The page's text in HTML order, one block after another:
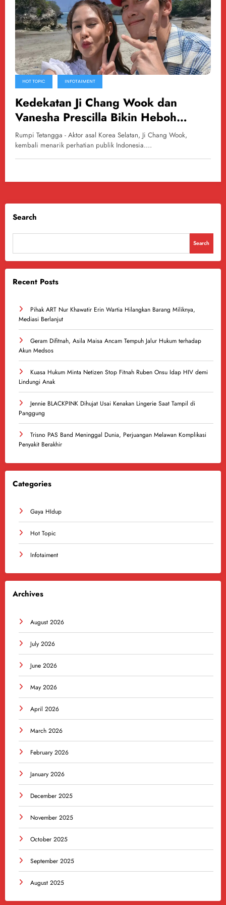
HOT TOPIC INFOTAIMENT
Kedekatan Ji Chang Wook dan
Vanesha Prescilla Bikin Heboh
Warganet
Rumpi Tetangga - Aktor asal Korea Selatan, Ji Chang Wook,
kembali menarik perhatian publik Indonesia.…
Search
Search
Recent Posts
Pihak ART Nur Khawatir Erin Wartia Hilangkan Barang Miliknya,
Mediasi Berlanjut
Geram Difitnah, Asila Maisa Ancam Tempuh Jalur Hukum terhadap
Akun Medsos
Kuasa Hukum Minta Netizen Stop Fitnah Ruben Onsu Idap HIV demi
Lindungi Anak
Jennie BLACKPINK Dihujat Usai Kenakan Lingerie Saat Tampil di
Panggung
Trisno PAS Band Meninggal Dunia, Perjuangan Melawan Komplikasi
Penyakit Berakhir
Categories
Gaya HIdup
Hot Topic
Infotaiment
Archives
August 2026
July 2026
June 2026
May 2026
April 2026
March 2026
February 2026
January 2026
December 2025
November 2025
October 2025
September 2025
August 2025